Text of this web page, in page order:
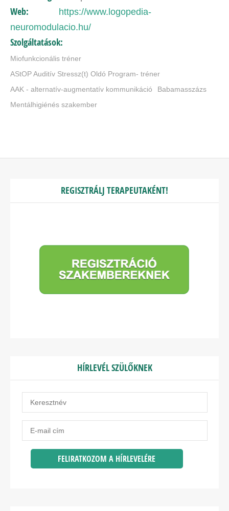
Web:
https://www.logopedia-
neuromodulacio.hu/
Szolgáltatások:
Miofunkcionális tréner
AStOP Auditív Stressz(t) Oldó Program- tréner
AAK - alternatív-augmentatív kommunikáció
Babamasszázs
Mentálhigiénés szakember
REGISZTRÁLJ TERAPEUTAKÉNT!
HÍRLEVÉL SZÜLŐKNEK